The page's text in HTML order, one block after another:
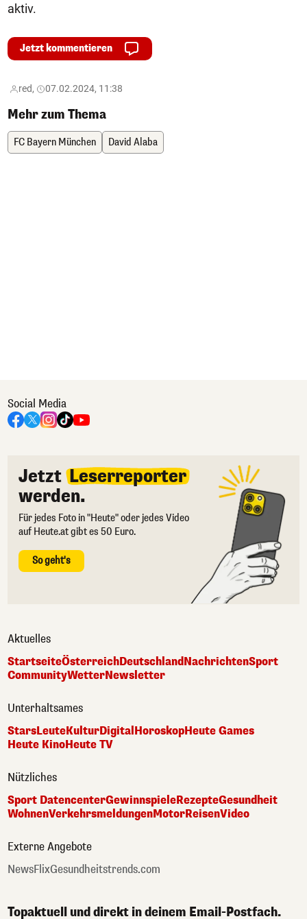
aktiv.
Jetzt kommentieren
red, 07.02.2024, 11:38
Mehr zum Thema
FC Bayern München David Alaba
Social Media
Jetzt Leserreporter
werden.
Für jedes Foto in "Heute" oder jedes Video
auf Heute.at gibt es 50 Euro.
So geht's
Aktuelles
StartseiteÖsterreichDeutschlandNachrichtenSport
CommunityWetterNewsletter
Unterhaltsames
StarsLeuteKulturDigitalHoroskopHeute Games
Heute KinoHeute TV
Nützliches
Sport DatencenterGewinnspieleRezepteGesundheit
WohnenVerkehrsmeldungenMotorReisenVideo
Externe Angebote
NewsFlixGesundheitstrends.com
Topaktuell und direkt in deinem Email-Postfach.